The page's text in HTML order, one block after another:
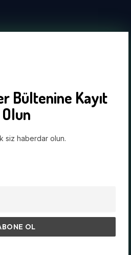
Bültenine Kayıt
Olun
siz haberdar olun.